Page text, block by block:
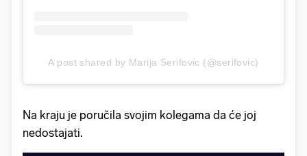
A post shared by Marija Serifovic (@serifovic)
Na kraju je poručila svojim kolegama da će joj
nedostajati.